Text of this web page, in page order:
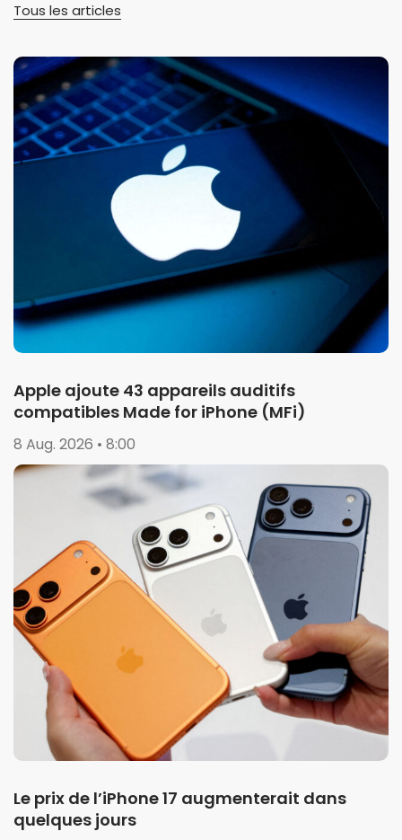
Tous les articles
Apple ajoute 43 appareils auditifs
compatibles Made for iPhone (MFi)
8 Aug. 2026 • 8:00
Le prix de l’iPhone 17 augmenterait dans
quelques jours